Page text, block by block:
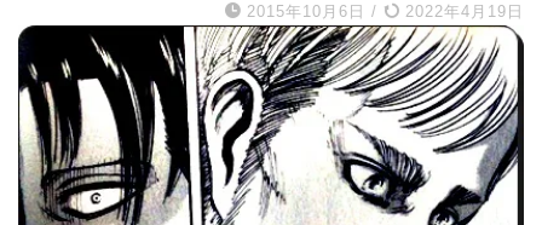
2015年10月6日 / 2022年4月19日